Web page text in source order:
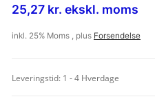
25,27 kr. ekskl. moms
inkl. 25% Moms , plus Forsendelse
Leveringstid: 1 - 4 Hverdage